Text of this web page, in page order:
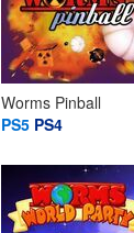
Worms Pinball
PS5 PS4